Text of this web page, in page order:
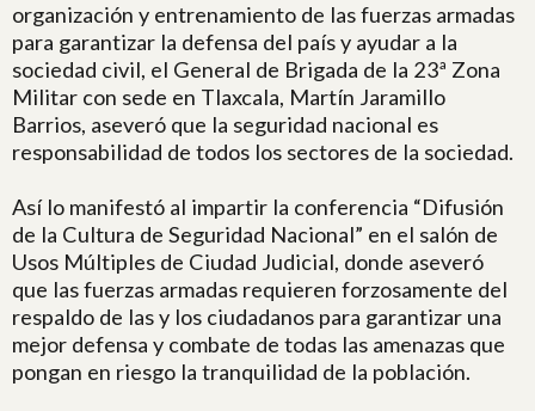
organización y entrenamiento de las fuerzas armadas
para garantizar la defensa del país y ayudar a la
sociedad civil, el General de Brigada de la 23ª Zona
Militar con sede en Tlaxcala, Martín Jaramillo
Barrios, aseveró que la seguridad nacional es
responsabilidad de todos los sectores de la sociedad.
Así lo manifestó al impartir la conferencia “Difusión
de la Cultura de Seguridad Nacional” en el salón de
Usos Múltiples de Ciudad Judicial, donde aseveró
que las fuerzas armadas requieren forzosamente del
respaldo de las y los ciudadanos para garantizar una
mejor defensa y combate de todas las amenazas que
pongan en riesgo la tranquilidad de la población.